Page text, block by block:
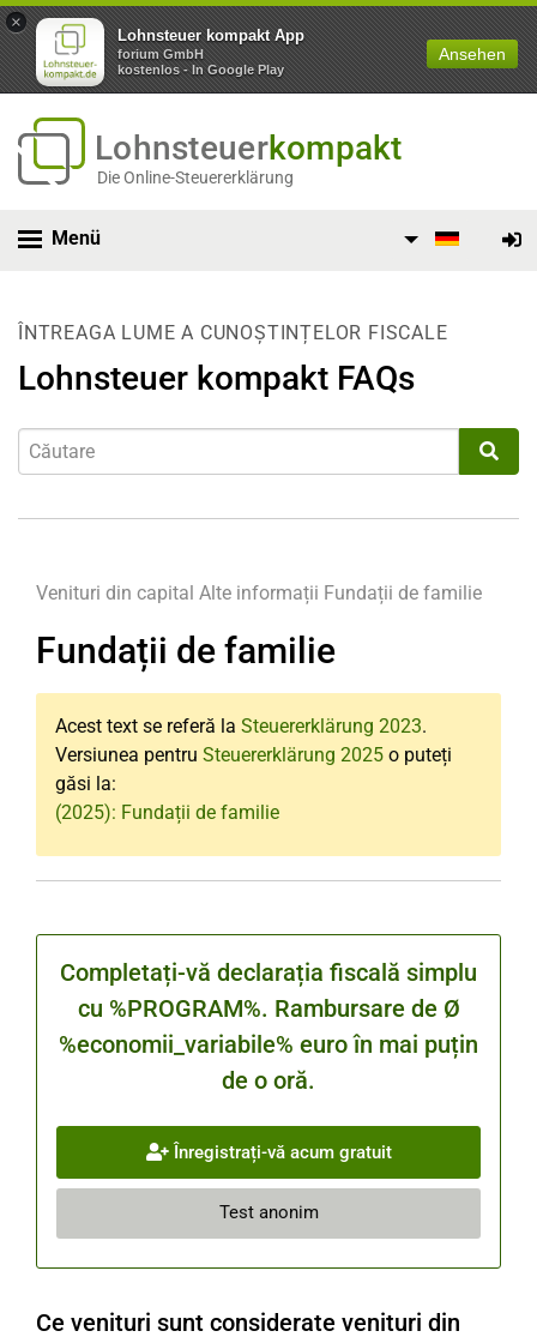
×
Lohnsteuer kompakt App
forium GmbH
kostenlos - In Google Play
Ansehen
Lohnsteuerkompakt
Die Online-Steuererklärung
Menü
ÎNTREAGA LUME A CUNOȘTINȚELOR FISCALE
Lohnsteuer kompakt FAQs
Venituri din capital Alte informații Fundații de familie
Fundații de familie
Acest text se referă la Steuererklärung 2023.
Versiunea pentru Steuererklärung 2025 o puteți
găsi la:
(2025): Fundații de familie
Completați-vă declarația fiscală simplu
cu %PROGRAM%. Rambursare de Ø
%economii_variabile% euro în mai puțin
de o oră.
Înregistrați-vă acum gratuit
Test anonim
Ce venituri sunt considerate venituri din